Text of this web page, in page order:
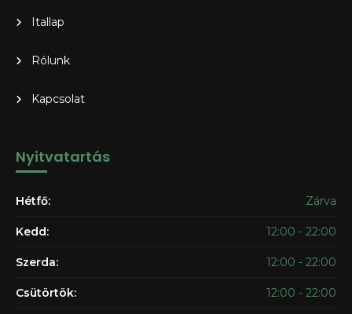
Itallap
Rólunk
Kapcsolat
Nyitvatartás
Hétfő: Zárva
Kedd: 12:00 - 22:00
Szerda: 12:00 - 22:00
Csütörtök: 12:00 - 22:00